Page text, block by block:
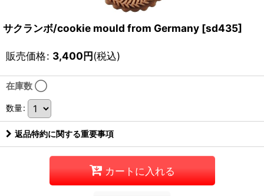
サクランボ/cookie mould from Germany [sd435]
販売価格: 3,400円(税込)
在庫数 ◯
数量:
返品特約に関する重要事項
カートに入れる